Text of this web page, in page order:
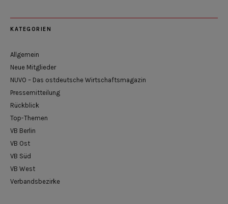
KATEGORIEN
Allgemein
Neue Mitglieder
NUVO – Das ostdeutsche Wirtschaftsmagazin
Pressemitteilung
Rückblick
Top-Themen
VB Berlin
VB Ost
VB Süd
VB West
Verbandsbezirke